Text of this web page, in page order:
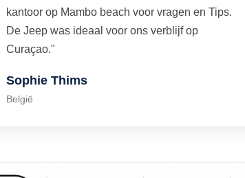
kantoor op Mambo beach voor vragen en Tips.
De Jeep was ideaal voor ons verblijf op
Curaçao."
Sophie Thims
België